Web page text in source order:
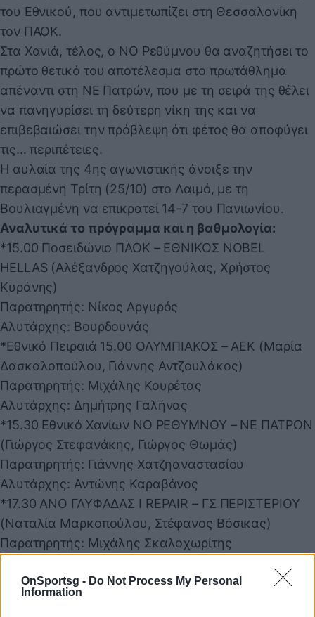
OnSportsg - Do Not Process My Personal
Information
του Εθνικού, που αντιμετωπίζει στη Θεσσαλονίκη
τον ΠΑΟΚ.
Στα Χανιά, τέλος, ο ΝΟ Ρεθύμνου θα αναζητήσει το
πρώτο θετικό του αποτέλεσμα στο πρωτάθλημα
απέναντι στη ΝΕ Πατρών, που με τη σειρά της θέλει
να πανηγυρίσει τη δεύτερη νίκη της και να
επιβεβαιώσει την πρόβλεψη ότι φέτος θα αποφύγει
τις... περιπέτειες.
Η αυλαία της 4ης αγωνιστικής άνοιξε την
περασμένη Τρίτη (25/10) στο Λαιμό, με τη
Βουλιαγμένη να επικρατεί 14-7 του Πανιωνίου.
Αναλυτικά το πρόγραμμα και η βαθμολογία:
*15.00 Ποσειδώνιο ΠΑΟΚ – ΕΘΝΙΚΟΣ NOBEL
HELLAS (Αλέξανδρος Χατζηγούλας, Χρήστος
Κυράνης)
Παρατηρητής: Νίκος Αργυρός
Αλυτάρχης: Βουρδουνάς
*Εθνικό Πειραιά 15.00 ΟΛΥΜΠΙΑΚΟΣ – ΑΕΚ (Μαρία
Δασκαλοπούλου, Γιάννης Αντζουλάκος)
Παρατηρητής: Μιχάλης Κουρέτας
Αλυτάρχης: Δημήτρης Γαλήνας
*15.30 Εθνικό Χανίων ΝΟ ΡΕΘΥΜΝΟΥ – ΝΕ ΠΑΤΡΩΝ
(Γιώργος Στεφανάκης, Γιώργος Θωμάς)
Παρατηρητής: Γιάννης Χατζηαναστασίου
Αλυτάρχης: Αντώνης Καραβάνος
*17.30 ΑΝΟ ΓΛΥΦΑΔΑΣ I REPAIR – ΓΣ ΠΕΡΙΣΤΕΡΙΟΥ
(Ναταλία Μαρκοπούλου, Στέφανος Βόσικας)
Παρατηρητής: Μιχάλης Σκαλοχωρίτης
*19.30 ΑΛΙΜΟΣ ΝΑΣ BETSSON – ΝΟ ΛΑΡΙΣΑΣ